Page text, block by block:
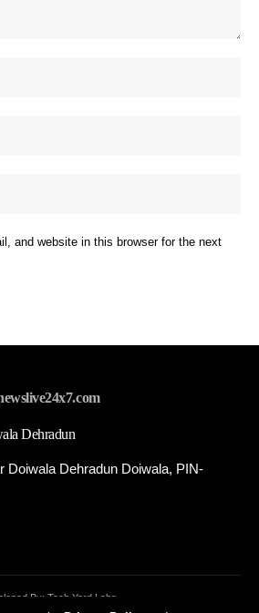
and website in this browser for the next
Dehradun
Doiwala Dehradun Doiwala, PIN-
By: Tech Yard Labs